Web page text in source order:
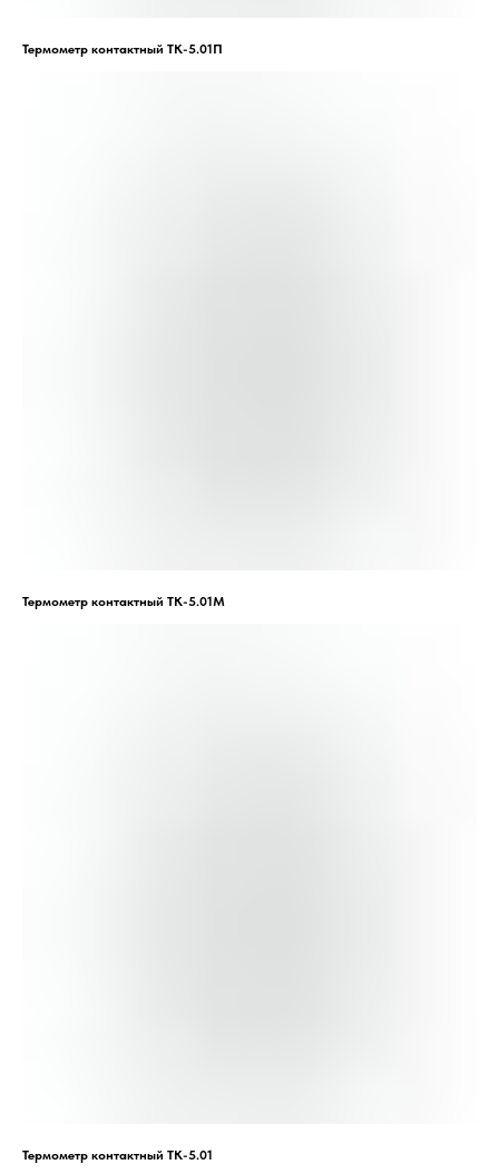
Термометр контактный ТК-5.01П
Термометр контактный ТК-5.01М
Термометр контактный ТК-5.01